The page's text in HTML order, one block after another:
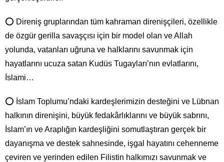
⭕ Direniş gruplarından tüm kahraman direnişçileri, özellikle
de özgür gerilla savaşçısı için bir model olan ve Allah
yolunda, vatanları uğruna ve halklarını savunmak için
hayatlarını ucuza satan Kudüs Tugayları’nın evlatlarını,
İslami…
⭕ İslam Toplumu’ndaki kardeşlerimizin desteğini ve Lübnan
halkının direnişini, büyük fedakârlıklarını ve büyük sabrını,
İslam’ın ve Araplığın kardeşliğini somutlaştıran gerçek bir
dayanışma ve destek sahnesinde, işgal hayatını cehenneme
çeviren ve yerinden edilen Filistin halkımızı savunmak ve